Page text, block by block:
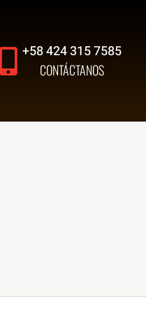
+58 424 315 7585
CONTÁCTANOS